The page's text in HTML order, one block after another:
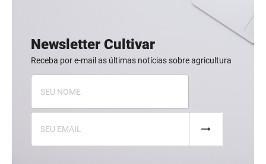
Newsletter Cultivar
Receba por e-mail as últimas notícias sobre agricultura